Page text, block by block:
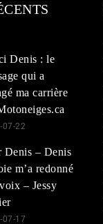
Denis : le
qui a
ma carrière
07-22
Denis – Denis
m’a redonné
– Jessy
07-17